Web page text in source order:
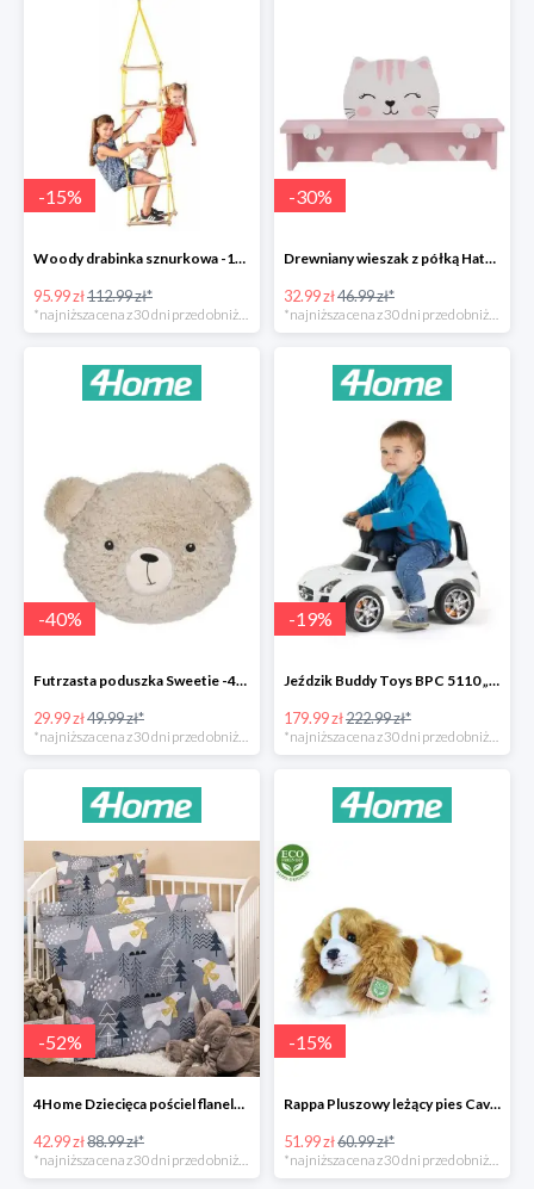
-15%
Woody drabinka sznurkowa -15%
95.99 zł112.99 zł*
-30%
Drewniany wieszak z półką Hatu, kot -30%
32.99 zł46.99 zł*
-40%
Futrzasta poduszka Sweetie -40%
29.99 zł49.99 zł*
*najniższa cena z 30 dni przed obniżką
-19%
Jeździk Buddy Toys BPC 5110 „Mercedes Benz SLS” -20%
179.99 zł222.99 zł*
*najniższa cena z 30 dni przed obniżką
-52%
4Home Dziecięca pościel flanelowa do łóżeczka Nordic Bear -52%
42.99 zł88.99 zł*
-15%
Rappa Pluszowy leżący pies Cavalier King Charles Spaniel -15%
51.99 zł60.99 zł*